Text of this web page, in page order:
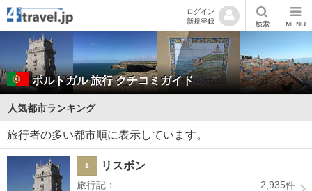
ログイン
新規登録
検索 MENU
ポルトガル旅行 クチコミガイド
人気都市ランキング
旅行者の多い都市順に表示しています。
1 リスボン
旅行記： 2,935件